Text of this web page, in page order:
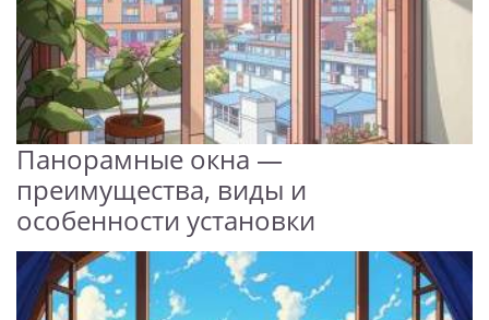
Панорамные окна —
преимущества, виды и
особенности установки